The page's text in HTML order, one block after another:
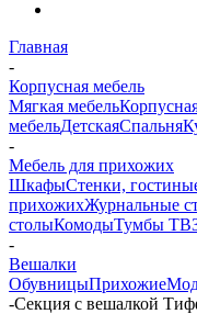
Главная
-
Корпусная мебель
Мягкая мебель
мебельДетскаяСпальня
-
Мебель для прихожих
ШкафыСтенки,
прихожихЖурнальные
столыКомодыТумбы ТВ
-
Вешалки
ОбувницыПрихожие
-Секция с вешалкой